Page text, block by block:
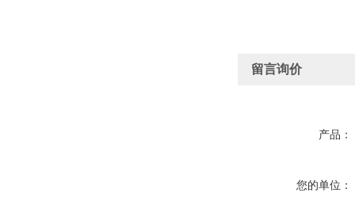
留言询价
产品：
您的单位：